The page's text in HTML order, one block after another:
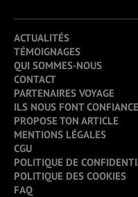
ACTUALITÉS
TÉMOIGNAGES
QUI SOMMES-NOUS
CONTACT
PARTENAIRES VOYAGE
ILS NOUS FONT CONFIANCE
PROPOSE TON ARTICLE
MENTIONS LÉGALES
CGU
POLITIQUE DE
POLITIQUE DES COOKIES
FAQ